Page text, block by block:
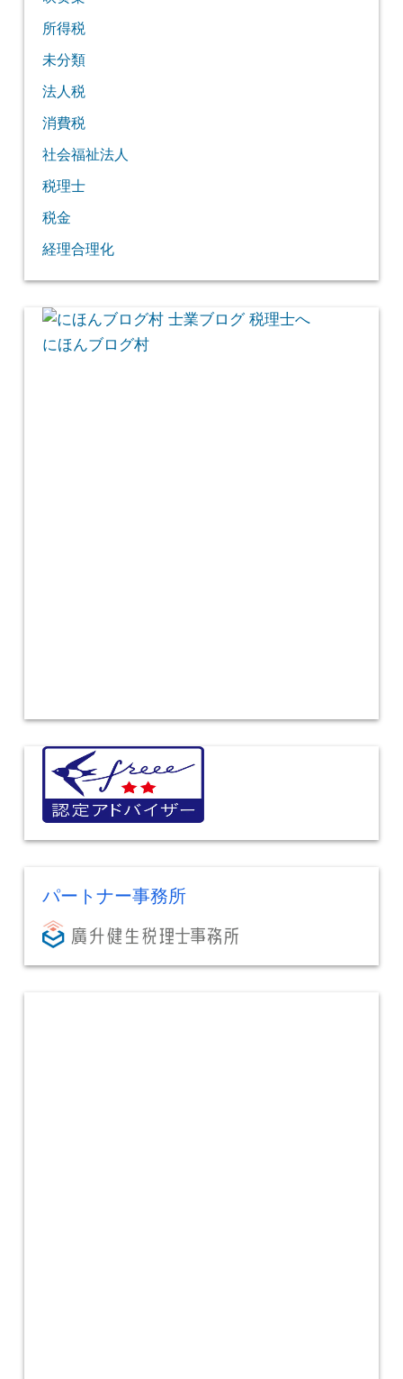
所得税
未分類
法人税
消費税
社会福祉法人
税理士
税金
経理合理化
にほんブログ村
パートナー事務所